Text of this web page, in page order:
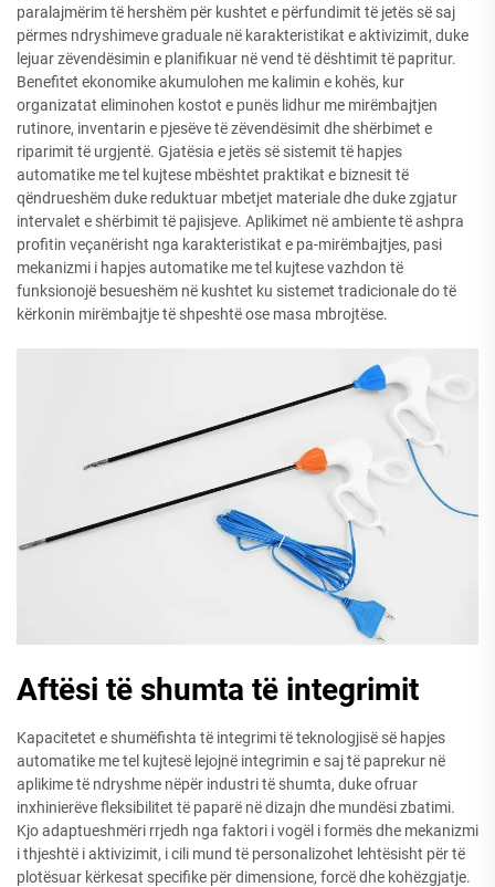
paralajmërim të hershëm për kushtet e përfundimit të jetës së saj
përmes ndryshimeve graduale në karakteristikat e aktivizimit, duke
lejuar zëvendësimin e planifikuar në vend të dështimit të papritur.
Benefitet ekonomike akumulohen me kalimin e kohës, kur
organizatat eliminohen kostot e punës lidhur me mirëmbajtjen
rutinore, inventarin e pjesëve të zëvendësimit dhe shërbimet e
riparimit të urgjentë. Gjatësia e jetës së sistemit të hapjes
automatike me tel kujtese mbështet praktikat e biznesit të
qëndrueshëm duke reduktuar mbetjet materiale dhe duke zgjatur
intervalet e shërbimit të pajisjeve. Aplikimet në ambiente të ashpra
profitin veçanërisht nga karakteristikat e pa-mirëmbajtjes, pasi
mekanizmi i hapjes automatike me tel kujtese vazhdon të
funksionojë besueshëm në kushtet ku sistemet tradicionale do të
kërkonin mirëmbajtje të shpeshtë ose masa mbrojtëse.
Aftësi të shumta të integrimit
Kapacitetet e shumëfishta të integrimi të teknologjisë së hapjes
automatike me tel kujtesë lejojnë integrimin e saj të paprekur në
aplikime të ndryshme nëpër industri të shumta, duke ofruar
inxhinierëve fleksibilitet të paparë në dizajn dhe mundësi zbatimi.
Kjo adaptueshmëri rrjedh nga faktori i vogël i formës dhe mekanizmi
i thjeshtë i aktivizimit, i cili mund të personalizohet lehtësisht për të
plotësuar kërkesat specifike për dimensione, forcë dhe kohëzgjatje.